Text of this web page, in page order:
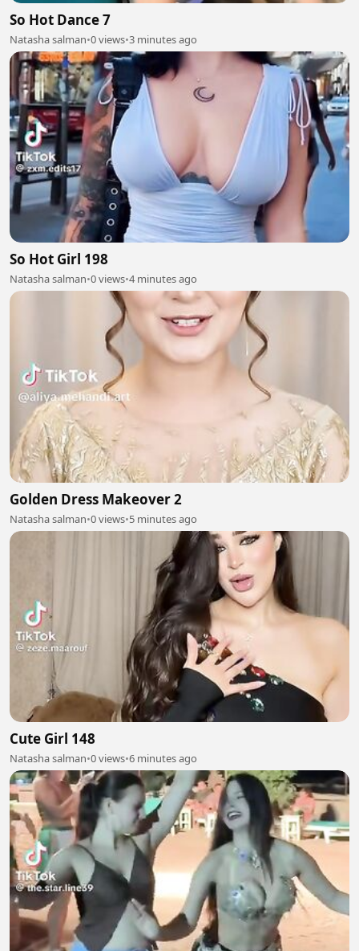
So Hot Dance 7
Natasha salman•0 views•3 minutes ago
So Hot Girl 198
Natasha salman•0 views•4 minutes ago
Golden Dress Makeover 2
Natasha salman•0 views•5 minutes ago
Cute Girl 148
Natasha salman•0 views•6 minutes ago